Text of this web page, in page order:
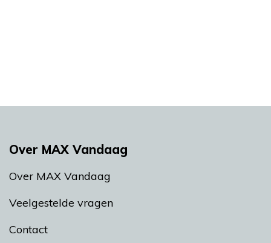
Over MAX Vandaag
Over MAX Vandaag
Veelgestelde vragen
Contact